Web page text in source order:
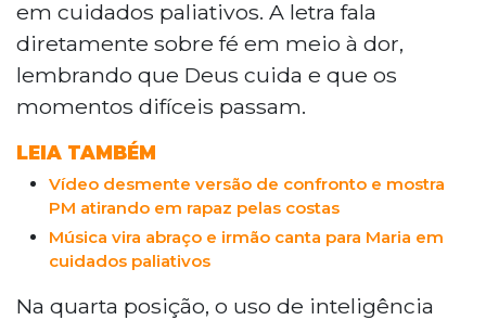
agredindo motorista com taser e um
vídeo que contradiz a versão da PM sobre
morte de Wellington dos Santos, de 27
anos, baleado pelas costas em Anastácio.
em cuidados paliativos. A letra fala
diretamente sobre fé em meio à dor,
lembrando que Deus cuida e que os
momentos difíceis passam.
LEIA TAMBÉM
Vídeo desmente versão de confronto e mostra
PM atirando em rapaz pelas costas
Música vira abraço e irmão canta para Maria em
cuidados paliativos
Na quarta posição, o uso de inteligência